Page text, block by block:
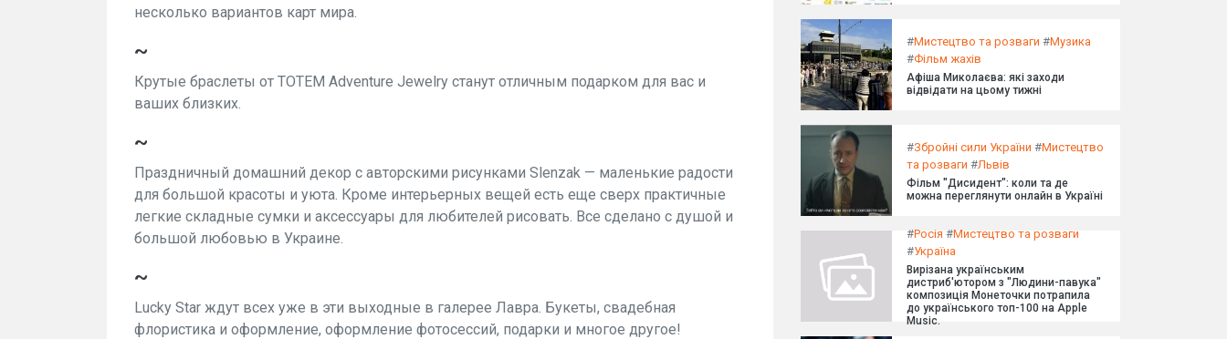
несколько вариантов карт мира.
~
Крутые браслеты от TOTEM Adventure Jewelry станут отличным подарком для вас и
ваших близких.
~
Праздничный домашний декор с авторскими рисунками Slenzak — маленькие радости
для большой красоты и уюта. Кроме интерьерных вещей есть еще сверх практичные
легкие складные сумки и аксессуары для любителей рисовать. Все сделано с душой и
большой любовью в Украине.
~
Lucky Star ждут всех уже в эти выходные в галерее Лавра. Букеты, свадебная
флористика и оформление, оформление фотосессий, подарки и многое другое!
#Мистецтво та розваги #Музика
#Фільм жахів
Афіша Миколаєва: які заходи
відвідати на цьому тижні
#Збройні сили України #Мистецтво
та розваги #Львів
Фільм "Дисидент": коли та де
можна переглянути онлайн в Україні
#Росія #Мистецтво та розваги
#Україна
Вирізана українським
дистриб'ютором з "Людини-павука"
композиція Монеточки потрапила
до українського топ-100 на Apple
Music.